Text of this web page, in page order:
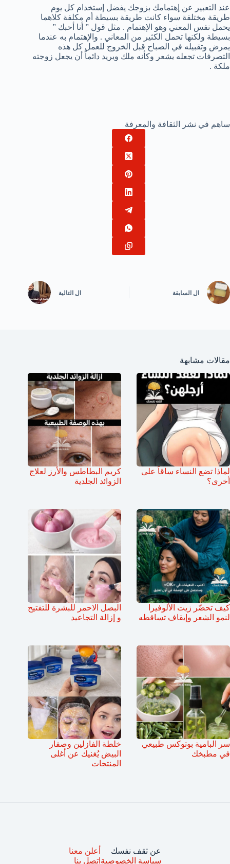
عند التعبير عن إهتمامك بزوجك يفضل إستخدام كل يوم
طريقة مختلفة سواء كانت طريقة بسيطة أم مكلفة كلاهما
يحمل نفس المعني وهو الإهتمام . مثل قول ” أنا أحبك ”
بسيطة ولكنها تحمل الكثير من المعاني . والإهتمام به عندما
يمرض وتقبيله في الصباح قبل الخروج للعمل كل هذه
التصرفات تجعله يشعر وكأنه ملك ويريد دائماً أن يجعل زوجته
ملكة .
ساهم في نشر الثقافة والمعرفة
ال السابقة ال التالية
مقالات مشابهة
لماذا تضع النساء ساقاً على
أخرى؟
كريم البطاطس والأرز لعلاج
الزوائد الجلدية
كيف تحضّر زيت الألوفيرا
لنمو الشعر وإيقاف تساقطه
البصل الاحمر للبشرة للتفتيح
و إزالة التجاعيد
سر البامية بوتوكس طبيعي
في مطبخك
خلطة الفازلين وصفار
البيض يُغنيك عن أغلى
المنتجات
عن ثقف نفسك
سياسة الخصوصية
أعلن معنا
اتصل بنا